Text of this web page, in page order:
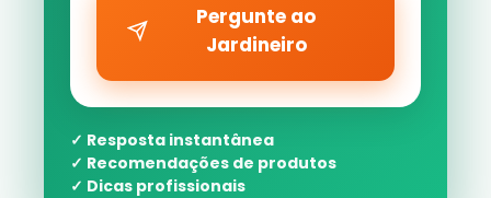
Pergunte ao
Jardineiro
✓ Resposta instantânea
✓ Recomendações de produtos
✓ Dicas profissionais